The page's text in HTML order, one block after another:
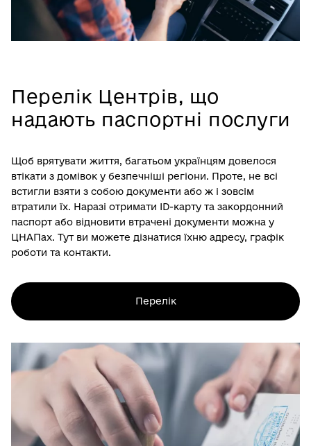
Перелік Центрів, що
надають паспортні послуги
Щоб врятувати життя, багатьом українцям довелося
втікати з домівок у безпечніші регіони. Проте, не всі
встигли взяти з собою документи або ж і зовсім
втратили їх. Наразі отримати ID-карту та закордонний
паспорт або відновити втрачені документи можна у
ЦНАПах. Тут ви можете дізнатися їхню адресу, графік
роботи та контакти.
Перелік